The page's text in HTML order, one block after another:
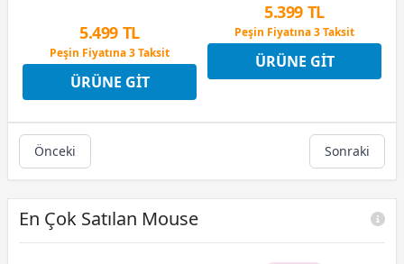
5.499 TL
Peşin Fiyatına 3 Taksit
12 Ay x 647 TL taksitle
Peşin Fiyatına 3 Taksit
ÜRÜNE GIT
5.399 TL
Peşin Fiyatına 3 Taksit
12 Ay x 635 TL taksitle
Peşin Fiyatına 3 Taksit
ÜRÜNE GIT
Önceki Sonraki
En Çok Satılan Mouse